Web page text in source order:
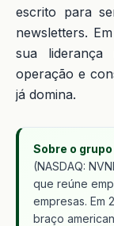
escrito para
newsletters.
sua liderança
operação e
já domina.
Sobre o
(NASDAQ:
que reúne
empresas. Em
braço